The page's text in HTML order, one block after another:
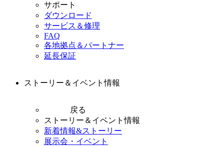
サポート
ダウンロード
サービス＆修理
FAQ
各地拠点＆パートナー
延長保証
ストーリー＆イベント情報
戻る
ストーリー＆イベント情報
新着情報&ストーリー
展示会・イベント